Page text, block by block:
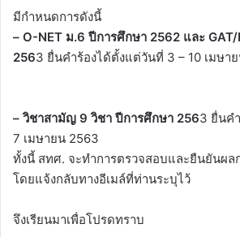
มีกำหนดการดังนี้
– O-NET ม.6 ปีการศึกษา 2562 และ
2563 ยื่นคำร้องได้ตั้งแต่วันที่ 3 – 10 เมษา
– วิชาสามัญ 9 วิชา ปีการศึกษา 2563 ยื่นค
7 เมษายน 2563
ทั้งนี้ สทศ. จะทำการตรวจสอบและยืนยันผ
โดยแจ้งกลับทางอีเมล์ที่ท่านระบุไว้
จึงเรียนมาเพื่อโปรดทราบ